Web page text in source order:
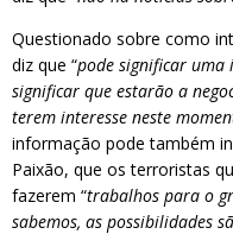
Questionado sobre como
diz que “pode significar uma
significar que estarão a
terem interesse neste
informação pode também
Paixão, que os terroristas
fazerem “trabalhos para o
sabemos, as possibilidades